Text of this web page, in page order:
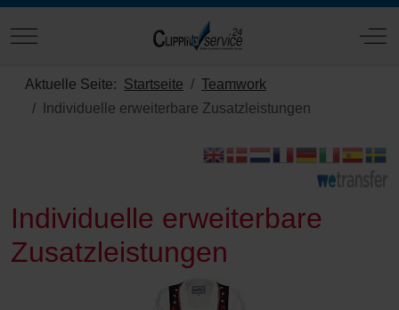
Mobile Menu Toggle Off-
Aktuelle Seite: Startseite
Teamwork
Individuelle erweiterbare Zusatzleistungen
Individuelle erweiterbare
Zusatzleistungen